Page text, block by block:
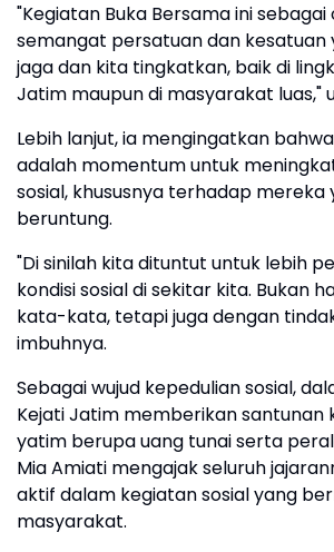
"Kegiatan Buka Bersama ini
semangat persatuan dan kesatuan
jaga dan kita tingkatkan, baik di
Jatim maupun di masyarakat luas,"
Lebih lanjut, ia mengingatkan
adalah momentum untuk
sosial, khususnya terhadap mereka
beruntung.
"Di sinilah kita dituntut untuk lebih
kondisi sosial di sekitar kita. Bukan
kata-kata, tetapi juga dengan
imbuhnya.
Sebagai wujud kepedulian sosial,
Kejati Jatim memberikan santunan
yatim berupa uang tunai serta
Mia Amiati mengajak seluruh
aktif dalam kegiatan sosial yang
masyarakat.